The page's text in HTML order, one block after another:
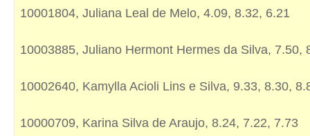
10001804, Juliana Leal de Melo, 4.09, 8.32, 6.21
10003885, Juliano Hermont Hermes da Silva, 7.50,
10002640, Kamylla Acioli Lins e Silva, 9.33, 8.30,
10000709, Karina Silva de Araujo, 8.24, 7.22, 7.73